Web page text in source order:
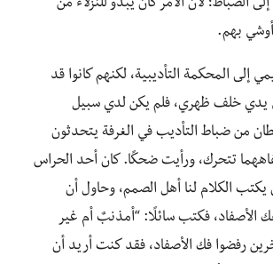
الضباط؛ لأن الأمر كان يبدو للنزلاء من
بهم.
إلى المحكمة التأديبية، لكنهم كانوا قد
يدي خلف ظهري، فلم يكن لدي سبيل
من ضباط التأديب في الغرفة يتحدثون
تتحرك، ورأيت ضحكًا. كان أحد الحراس
الكلام لنا أهل الصمم، وحاول أن
الأصفاد، فكتب سائلًا: “أمذنبٌ أم غير
رفضوا فك الأصفاد، فقد كنت أريد أن